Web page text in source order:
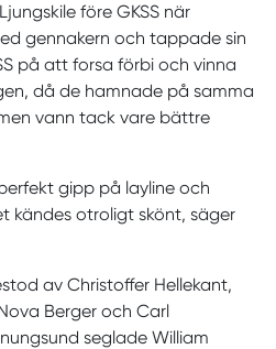
före GKSS när
gennakern och tappade sin
på att forsa förbi och vinna
då de hamnade på samma
vann tack vare bättre
gipp på layline och
kändes otroligt skönt, säger
av Christoffer Hellekant,
Berger och Carl
seglade William